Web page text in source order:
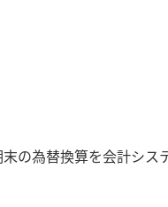
の為替換算を会計シス